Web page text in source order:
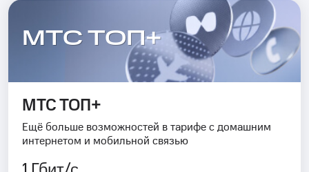
МТС ТОП+
МТС ТОП+
Ещё больше возможностей в тарифе с домашним
интернетом и мобильной связью